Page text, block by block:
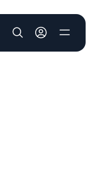
User account